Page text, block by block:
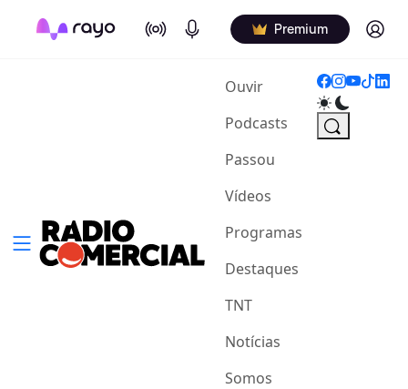
On Air Podcasts Premium Log in
Ouvir(current)
Podcasts
Passou
Vídeos
Programas
Destaques
TNT
Notícias
Somos